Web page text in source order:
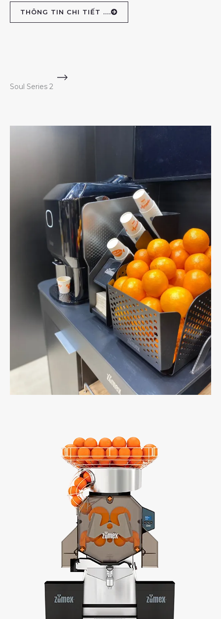
THÔNG TIN CHI TIẾT ....
Soul Series 2